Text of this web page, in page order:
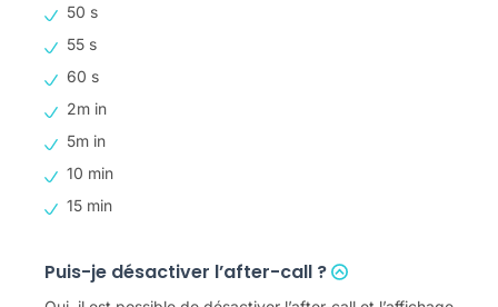
50 s
55 s
60 s
2m in
5m in
10 min
15 min
Puis-je désactiver l’after-call ?